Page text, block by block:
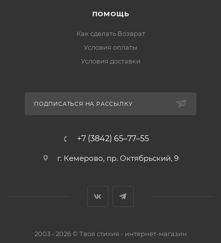
ПОМОЩЬ
Как сделать Возврат
Условия оплаты
Условия доставки
ПОДПИСАТЬСЯ НА РАССЫЛКУ
+7 (3842) 65–77–55
г. Кемерово, пр. Октябрьский, 9
2003 - 2026 © Твоя стихия - интернет-магазин